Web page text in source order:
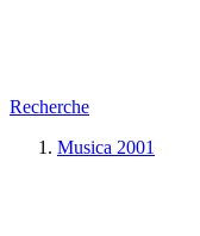
Recherche
Musica 2001